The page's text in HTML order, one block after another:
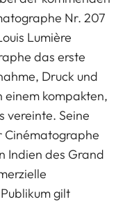
Nr. 207
Lumière
das erste
Druck und
einem kompakten,
vereinte. Seine
Indien des Grand
gilt